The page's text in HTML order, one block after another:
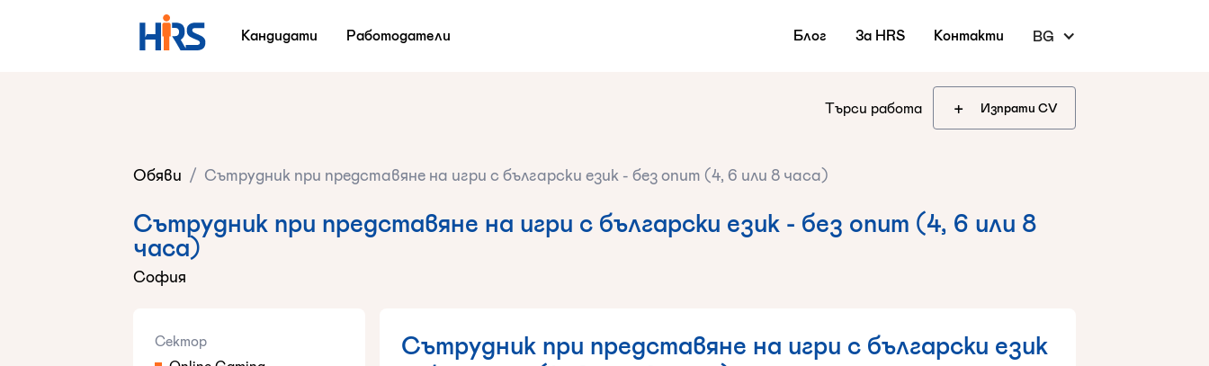
Кандидати Работодатели Блог За HRS Контакти BG
Търси работа Изпрати CV
+
Обяви / Сътрудник при представяне на игри с български език - без опит (4, 6 или 8 часа)
Сътрудник при представяне на игри с български език - без опит (4, 6 или 8
часа)
София
Сектор
Сътрудник при представяне на игри с български език